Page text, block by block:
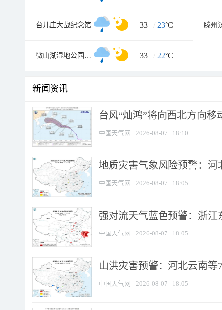
台儿庄大战纪念馆 33 / 23°C 滕州
微山湖湿地公园东门 33 / 22°C
新闻资讯
台风“灿鸿”将向西北方向移
中国天气网 2026-08-07 18:10
地质灾害气象风险预警：河
中国天气网 2026-08-07 18:05
强对流天气蓝色预警：浙江
中国天气网 2026-08-07 18:05
山洪灾害预警：河北云南
中国天气网 2026-08-07 18:05